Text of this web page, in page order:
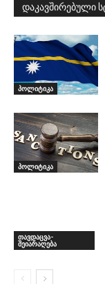
დაკავშირებული
პოლიტიკა
პოლიტიკა
თავდაცვა-
შეიარაღება